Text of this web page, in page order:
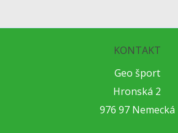
KONTAKT
Geo šport
Hronská 2
976 97 Nemecká